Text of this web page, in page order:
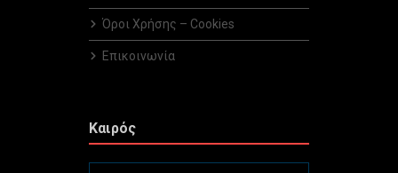
Όροι Χρήσης – Cookies
Επικοινωνία
Καιρός